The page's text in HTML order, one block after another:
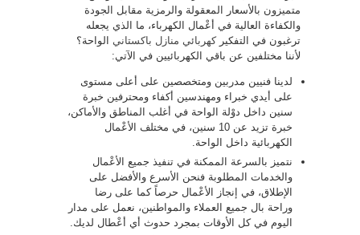
متميزون بالأسعار المعقولة والرمزية مقابل الجودة
والكفاءة العالية في أعْمال الكهرباء، ما الذي يجعله
ترغبون في التفكيركهربائي منازل باكستاني الواحة؟
لأننا مختلفين عن باقي الكهربائيين في الآتي:
لدينا فنيين مدربين ومتخصصين على أعلى مستوى
على أيدي خبراء ومهندسين أكفاء ومحترفين خبرة
سنين داخل دوْلة الواحة في أغلب المناطق والأماكن،
خبرة تزيد عن 10 سنين، في مختلف الأعْمال
الكهربائية داخل الواحة.
نتميز بالسرعة الممكنة في تنفيذ جميع الأعْمال
والخدمات المطلوبة فنحن الأسرع والأفضل على
الإطلاق، في إنجاز الأعْمال حرصاً كما على رضا
وراحة بال جميع العملاء والمواطنين، نعمل على مدار
اليوم في كل الأوقات بمجرد حدوث أي أعْطال لديك.